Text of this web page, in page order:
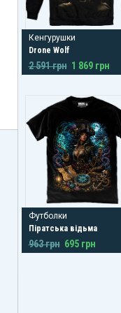
Кенгурушки
Drone Wolf
2 591 грн 1 869 грн
Футболки
Піратська відьма
963 грн 695 грн